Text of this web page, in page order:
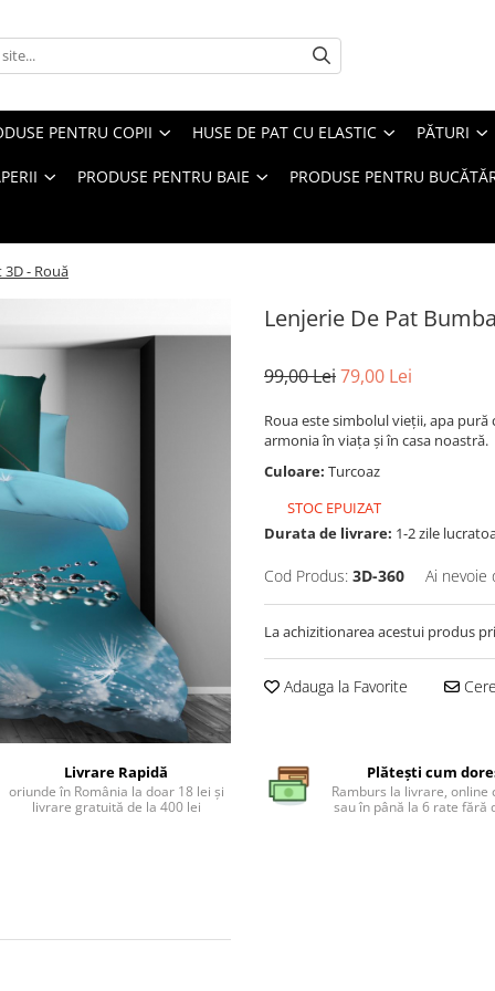
PENTRU COPII HUSE DE PAT CU ELASTIC PĂTURI
PRODUSE PENTRU BAIE PRODUSE PENTRU
- Rouă
Lenjerie De Pat
99,00 Lei79,00 Lei
Roua este simbolul vieţii, apa
armonia în viața și în casa noastră.
Culoare: Turcoaz
STOC EPUIZAT
Durata de livrare: 1-2 zile
Cod Produs: 3D-360 Ai nevoie
La achizitionarea acestui produs
Adauga la Favorite
Livrare Rapidă
oriunde în România la doar 18 lei și
livrare gratuită de la 400 lei
Plătești cum
Ramburs la livrare, online
sau în până la 6 rate fără